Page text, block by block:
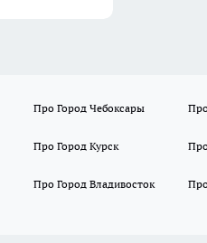
Про Город Чебоксары
Про Город Курск
Про Город Владивосток